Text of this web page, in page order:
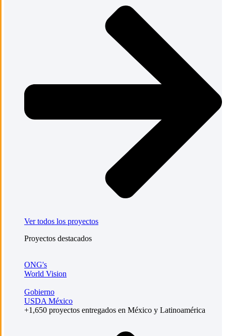
Ver todos los proyectos
Proyectos destacados
ONG's
World Vision
Gobierno
USDA México
+1,650 proyectos entregados en México y Latinoamérica